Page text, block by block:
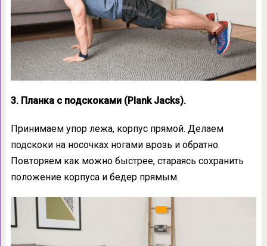
3. Планка с подскоками (Plank Jacks).
Принимаем упор лежа, корпус прямой. Делаем
подскоки на носочках ногами врозь и обратно.
Повторяем как можно быстрее, стараясь сохранить
положение корпуса и бедер прямым.